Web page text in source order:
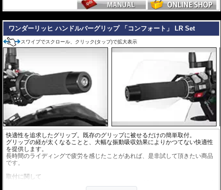
ワンダーリッヒ ハンドルバーグリップ 「コンフォート」 LR Set
スワイプでスクロール、クリック(タップ)で拡大表示
快適性を追求したグリップ。既存のグリップに被せるだけの簡単取付。
グリップの経が太くなることと、大幅な振動吸収効果によりかつてない快適性
を提供します。
長時間のライディングで疲労を感じたことがあれば、是非試して頂きたい商品
です。
取付に関して